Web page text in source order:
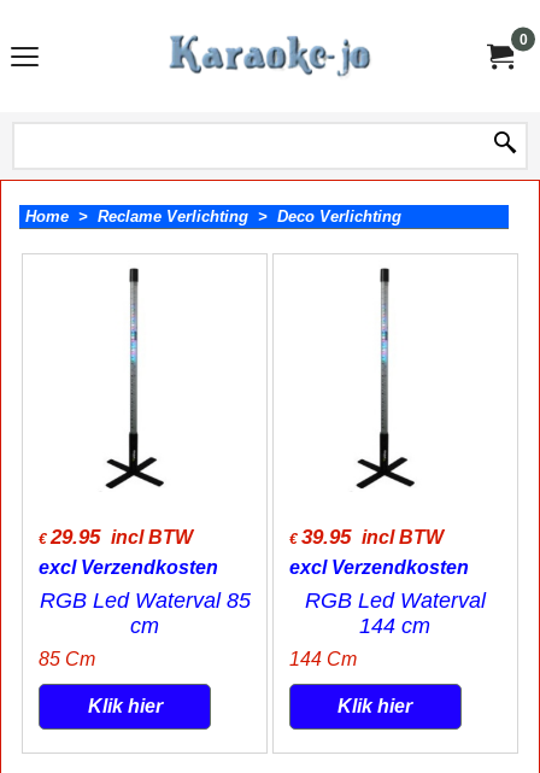
0
Home > Reclame Verlichting > Deco Verlichting
€ 29.95 incl BTW
excl Verzendkosten
RGB Led Waterval 85
cm
85 Cm
Klik hier
€ 39.95 incl BTW
excl Verzendkosten
RGB Led Waterval
144 cm
144 Cm
Klik hier